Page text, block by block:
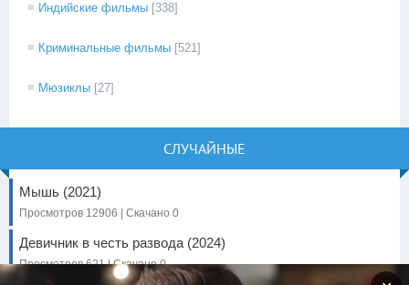
Индийские фильмы [338]
Криминальные фильмы [521]
Мюзиклы [27]
СЛУЧАЙНЫЕ
Мышь (2021)
Просмотров 12906 | Скачано 0
Девичник в честь развода (2024)
Просмотров 621 | Скачано 0